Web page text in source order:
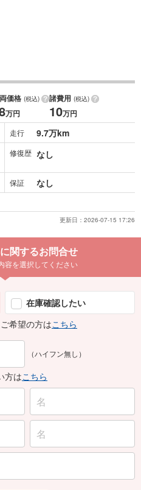
価格 (税込)
万円
諸費用 (税込)
10万円
走行 9.7万km
修復歴 なし
保証 なし
更新日： 2026-07-15 17:26
関するお問合せ
容を選択してください
在庫確認したい
希望の方はこちら
（ハイフン無し）
方はこちら